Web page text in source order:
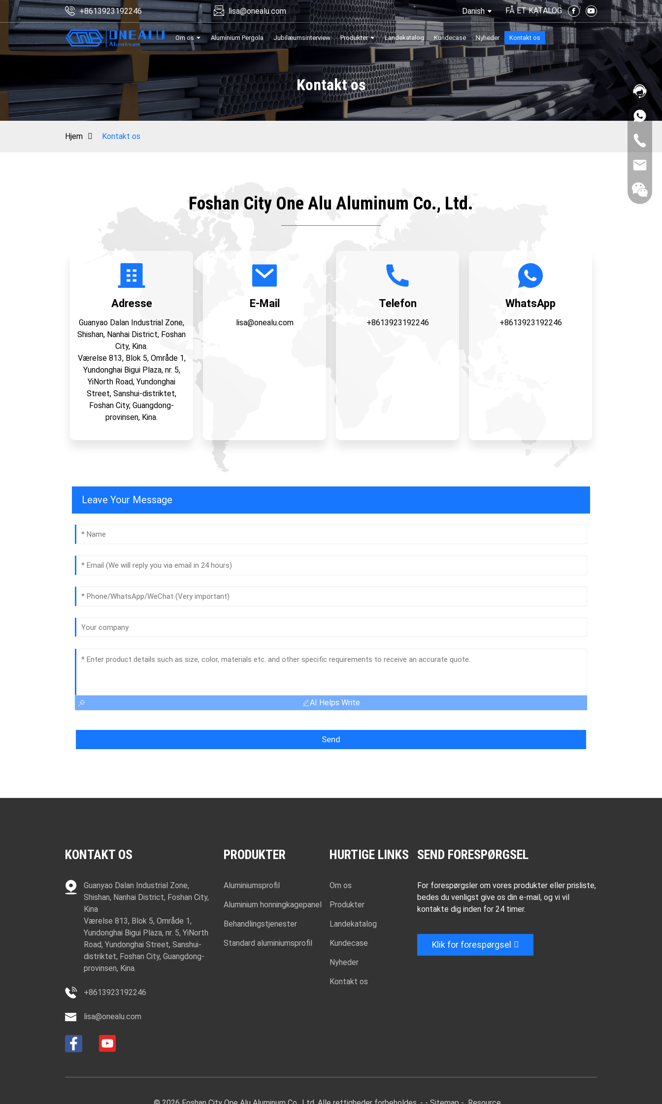
+8613923192246 lisa@onealu.com Danish FÅ ET KATALOG
Om os Aluminium Pergola Jubilæumsinterview Produkter Landekatalog Kundecase Nyheder Kontakt os
Kontakt os
Hjem Kontakt os
Foshan City One Alu Aluminum Co., Ltd.
Adresse
Guanyao Dalan Industrial Zone,
Shishan, Nanhai District, Foshan
City, Kina.
Værelse 813, Blok 5, Område 1,
Yundonghai Bigui Plaza, nr. 5,
YiNorth Road, Yundonghai
Street, Sanshui-distriktet,
Foshan City, Guangdong-
provinsen, Kina.
E-Mail
lisa@onealu.com
Telefon
+8613923192246
WhatsApp
+8613923192246
Leave Your Message
AI Helps Write
Send
KONTAKT OS
Guanyao Dalan Industrial Zone,
Shishan, Nanhai District, Foshan City,
Kina
Værelse 813, Blok 5, Område 1,
Yundonghai Bigui Plaza, nr. 5, YiNorth
Road, Yundonghai Street, Sanshui-
distriktet, Foshan City, Guangdong-
provinsen, Kina.
+8613923192246
lisa@onealu.com
PRODUKTER
Aluminiumsprofil
Aluminium honningkagepanel
Behandlingstjenester
Standard aluminiumsprofil
HURTIGE LINKS
Om os
Produkter
Landekatalog
Kundecase
Nyheder
Kontakt os
SEND FORESPØRGSEL
For forespørgsler om vores produkter eller prisliste,
bedes du venligst give os din e-mail, og vi vil
kontakte dig inden for 24 timer.
Klik for forespørgsel